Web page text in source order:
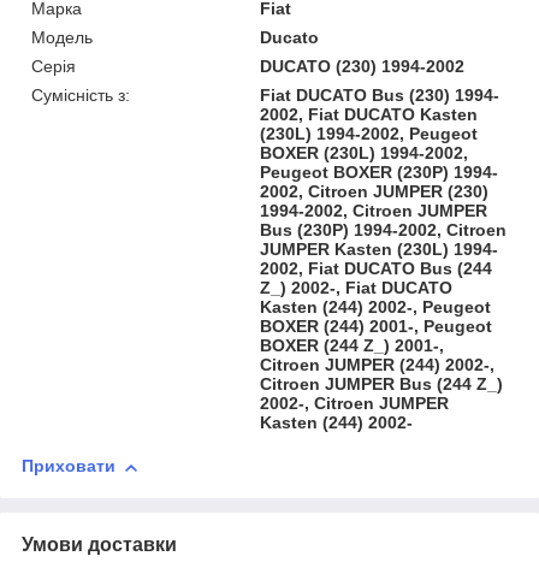
Марка
Fiat
Модель
Ducato
Серія
DUCATO (230) 1994-2002
Сумісність з:
Fiat DUCATO Bus (230) 1994-
2002, Fiat DUCATO Kasten
(230L) 1994-2002, Peugeot
BOXER (230L) 1994-2002,
Peugeot BOXER (230P) 1994-
2002, Citroen JUMPER (230)
1994-2002, Citroen JUMPER
Bus (230P) 1994-2002, Citroen
JUMPER Kasten (230L) 1994-
2002, Fiat DUCATO Bus (244
Z_) 2002-, Fiat DUCATO
Kasten (244) 2002-, Peugeot
BOXER (244) 2001-, Peugeot
BOXER (244 Z_) 2001-,
Citroen JUMPER (244) 2002-,
Citroen JUMPER Bus (244 Z_)
2002-, Citroen JUMPER
Kasten (244) 2002-
Приховати
Умови доставки